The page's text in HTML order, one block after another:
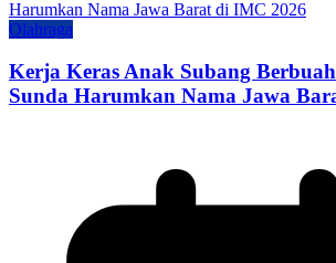
Olahraga
Kerja Keras Anak Subang
Sunda Harumkan Nama Jawa